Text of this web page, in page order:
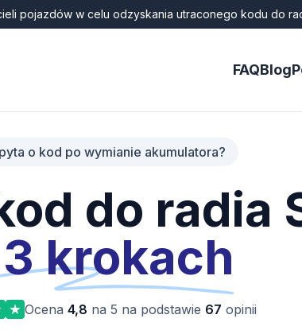
pojazdów w celu odzyskania utraconego kodu do
FAQBlog
o kod po wymianie akumulatora?
do radia
krokach
Ocena 4,8 na 5 na podstawie 67 opinii